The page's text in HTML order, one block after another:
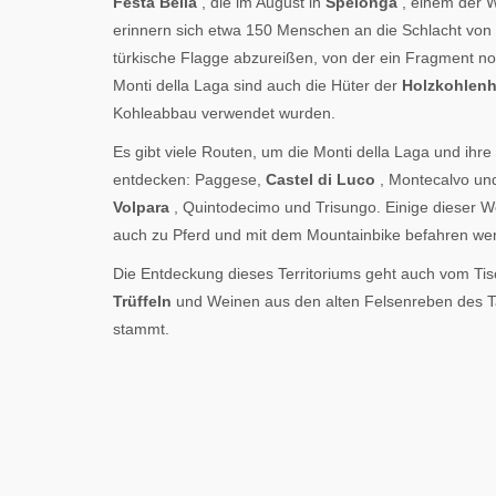
erinnern sich etwa 150 Menschen an die Schlacht
türkische Flagge abzureißen, von der ein Fragment
Monti della Laga sind auch die Hüter der
Kohleabbau verwendet wurden.
Es gibt viele Routen, um die Monti della Laga und
entdecken: Paggese, Castel di Luco
, Montecalvo
Volpara
, Quintodecimo und Trisungo. Einige dieser
auch zu Pferd und mit dem Mountainbike befahren
Die Entdeckung dieses Territoriums geht auch vom
Trüffeln und Weinen aus den alten Felsenreben des
stammt.